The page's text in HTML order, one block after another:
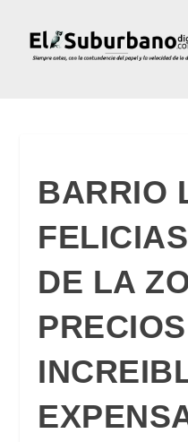
BARRIO
DE LA
PRECIOS